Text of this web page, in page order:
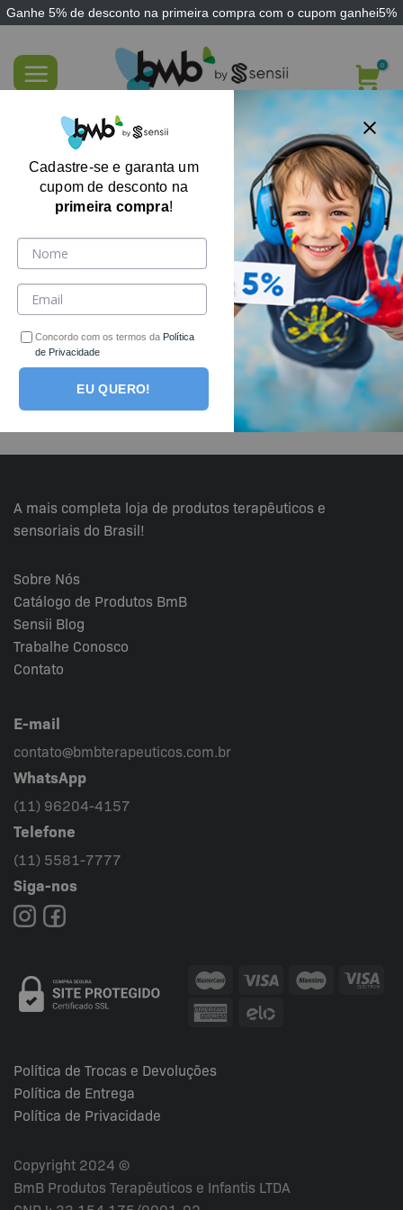
Ganhe 5% de desconto na primeira compra com o cupom ganhei5%
content
FILTRE AQUI
Nenhum produto foi encontrado para a sua seleção.
Receba ofertas, cupons e novidades por e-mail!
A mais completa loja de produtos terapêuticos e
sensoriais do Brasil!
Sobre Nós
Catálogo de Produtos BmB
Sensii Blog
Trabalhe Conosco
Contato
E-mail
contato@bmbterapeuticos.com.br
WhatsApp
(11) 96204-4157
Telefone
(11) 5581-7777
Siga-nos
Política de Trocas e Devoluções
Política de Entrega
Política de Privacidade
Copyright 2024 ©
BmB Produtos Terapêuticos e Infantis LTDA
Cadastre-se e garanta um
cupom de desconto na
primeira compra!
Concordo com os termos da Política
de Privacidade
EU QUERO!